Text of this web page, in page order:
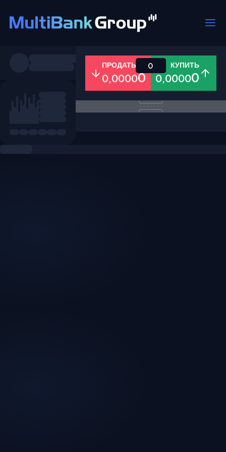
Все Форекс Металлы
ПРОДАТЬ
0,00000
КУПИТЬ
0,00000
0